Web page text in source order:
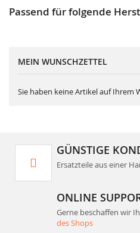
Passend für folgende
MEIN WUNSCHZETTEL
Sie haben keine Artikel auf Ihrem
GÜNSTIGE
Ersatzteile aus einer
ONLINE
Gerne beschaffen wir
des Shops